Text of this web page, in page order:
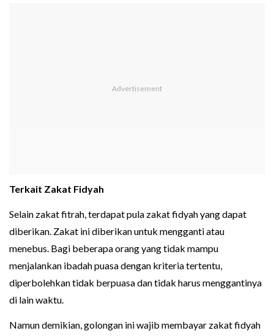
Terkait Zakat Fidyah
Selain zakat fitrah, terdapat pula zakat fidyah yang dapat
diberikan. Zakat ini diberikan untuk mengganti atau
menebus. Bagi beberapa orang yang tidak mampu
menjalankan ibadah puasa dengan kriteria tertentu,
diperbolehkan tidak berpuasa dan tidak harus menggantinya
di lain waktu.
Namun demikian, golongan ini wajib membayar zakat fidyah